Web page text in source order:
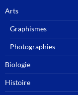
Arts
Graphismes
Photographies
Biologie
Histoire